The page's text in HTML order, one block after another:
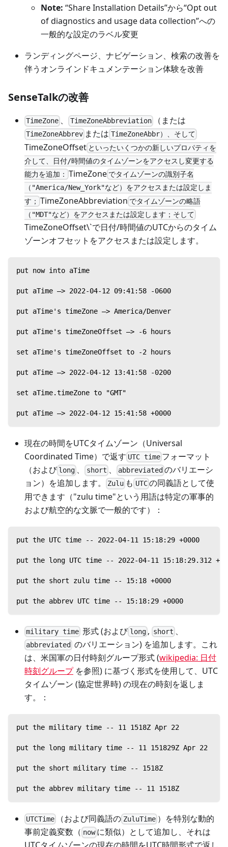
Note: “Share Installation Details”から“Opt out
of diagnostics and usage data collection”への
一般的な設定のラベル変更
ランディングページ、ナビゲーション、検索の改善を
伴うオンラインドキュメンテーション体験を改善
SenseTalkの改善
TimeZone 、 TimeZoneAbbreviation（または
TimeZoneAbbrev または TimeZoneAbbr）、そして
TimeZoneOffset といったいくつかの新しいプロパティを
介して、日付/時間値のタイムゾーンをアクセスし変更する
能力を追加： TimeZone でタイムゾーンの識別子名
（"America/New_York"など）をアクセスまたは設定しま
す； TimeZoneAbbreviation でタイムゾーンの略語
（"MDT"など）をアクセスまたは設定します；そして
TimeZoneOffset\`で日付/時間値のUTCからのタイム
ゾーンオフセットをアクセスまたは設定します。
put now into aTime
put aTime —> 2022-04-12 09:41:58 -0600
put aTime's timeZone —> America/Denver
put aTime's timeZoneOffset —> -6 hours
set aTime's timeZoneOffset to -2 hours
put aTime —> 2022-04-12 13:41:58 -0200
set aTime.timeZone to "GMT"
put aTime —> 2022-04-12 15:41:58 +0000
現在の時間をUTCタイムゾーン（Universal
Coordinated Time）で返す UTC time フォーマット
（および long 、 short 、 abbreviated のバリエーシ
ョン）を追加します。
Zulu も UTCの同義語として使
用できます（"zulu time"という用語は特定の軍事的
および航空的な文脈で一般的です）：
put the UTC time -- 2022-04-11 15:18:29 +0000
put the long UTC time -- 2022-04-11 15:18:29.312
put the short zulu time -- 15:18 +0000
put the abbrev UTC time -- 15:18:29 +0000
military time 形式 (および long, short 、
abbreviated のバリエーション) を追加します。これ
は、米国軍の日付時刻グループ形式 (wikipedia: 日付
時刻グループを参照) に基づく形式を使用して、UTC
タイムゾーン (協定世界時) の現在の時刻を返しま
す。：
put the military time -- 11 1518Z Apr 22
put the long military time -- 11 151829Z Apr 22
put the short military time -- 1518Z
put the abbrev military time -- 11 1518Z
UTCTime （および同義語の ZuluTime）を特別な動的
事前定義変数（ now に類似）として追加し、それは